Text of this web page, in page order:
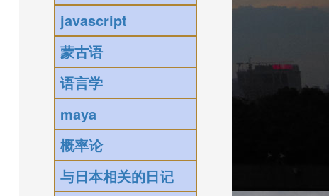
javascript
蒙古语
语言学
maya
概率论
与日本相关的日记